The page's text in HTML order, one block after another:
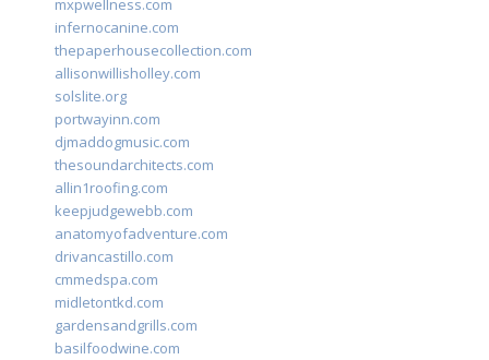
mxpwellness.com
infernocanine.com
thepaperhousecollection.com
allisonwillisholley.com
solslite.org
portwayinn.com
djmaddogmusic.com
thesoundarchitects.com
allin1roofing.com
keepjudgewebb.com
anatomyofadventure.com
drivancastillo.com
cmmedspa.com
midletontkd.com
gardensandgrills.com
basilfoodwine.com